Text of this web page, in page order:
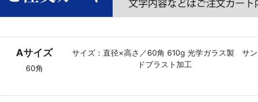
Aサイズ
60角
サイズ：直径×高さ／60角 610g 光学ガラス製 サン
ドブラスト加工